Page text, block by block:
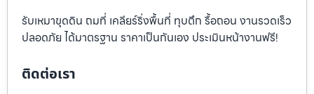
รับเหมาขุดดิน ถมที่ เคลียร์ริ่งพื้นที่ ทุบตึก รื้อถอน งานรวดเร็ว
ปลอดภัย ได้มาตรฐาน ราคาเป็นกันเอง ประเมินหน้างานฟรี!
ติดต่อเรา